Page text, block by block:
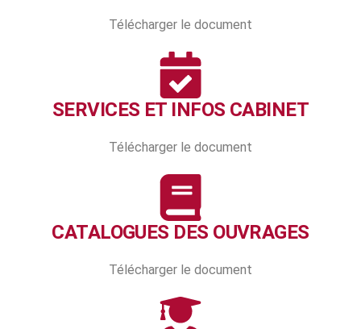
Télécharger le document
SERVICES ET INFOS CABINET
Télécharger le document
CATALOGUES DES OUVRAGES
Télécharger le document